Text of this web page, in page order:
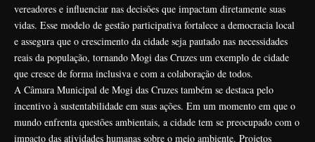
vereadores e influenciar nas decisões que impactam diretamente suas
vidas. Esse modelo de gestão participativa fortalece a democracia local
e assegura que o crescimento da cidade seja pautado nas necessidades
reais da população, tornando Mogi das Cruzes um exemplo de cidade
que cresce de forma inclusiva e com a colaboração de todos.
A Câmara Municipal de Mogi das Cruzes também se destaca pelo
incentivo à sustentabilidade em suas ações. Em um momento em que o
mundo enfrenta questões ambientais, a cidade tem se preocupado com o
impacto das atividades humanas sobre o meio ambiente. Projetos